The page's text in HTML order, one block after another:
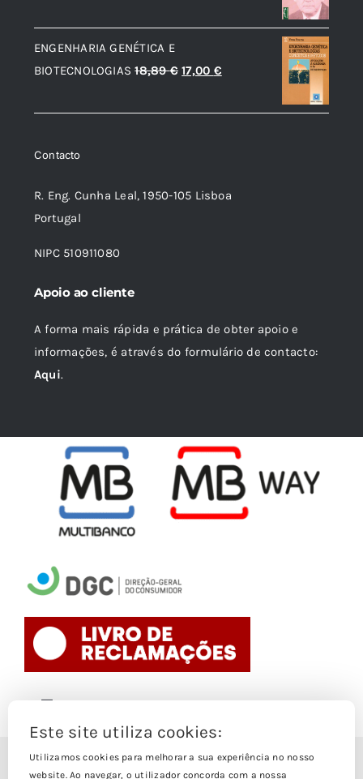
original
era:
18,35 €.
atual
é:
16,51 €.
ENGENHARIA GENÉTICA E
BIOTECNOLOGIAS 18,89€ O
original
17,00 €O
atual
Contacto
R. Eng. Cunha Leal, 1950-105 Lisboa
Portugal
NIPC 510911080
Apoio ao cliente
A forma mais rápida e prática de obter apoio e
informações, é através do formulário de contacto:
Aqui.
Navigation
© Copyright 1988- 2026
Este site utiliza cookies:
Utilizamos cookies para melhorar a sua experiência no nosso
website. Ao navegar, o utilizador concorda com a nossa